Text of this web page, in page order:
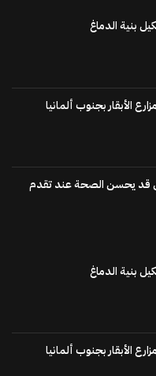
بنية الدماغ
الأبقار بجنوب ألمانيا
قد يحسن الصحة عند تقدم
بنية الدماغ
الأبقار بجنوب ألمانيا